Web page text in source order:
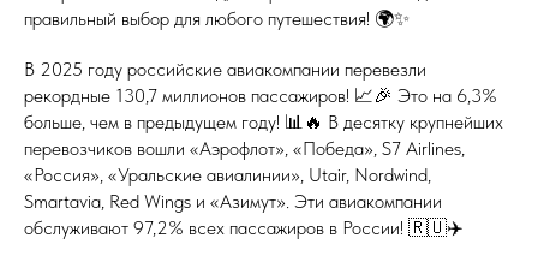
правильный выбор для любого путешествия! 🌍✨
В 2025 году российские авиакомпании перевезли
рекордные 130,7 миллионов пассажиров! 📈🎉 Это на 6,3%
больше, чем в предыдущем году! 📊🔥 В десятку крупнейших
перевозчиков вошли «Аэрофлот», «Победа», S7 Airlines,
«Россия», «Уральские авиалинии», Utair, Nordwind,
Smartavia, Red Wings и «Азимут». Эти авиакомпании
обслуживают 97,2% всех пассажиров в России! 🇷🇺✈️